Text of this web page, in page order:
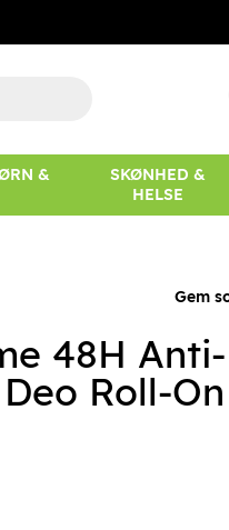
&
SKØNHED &
HELSE
Gem
48H Anti-
Roll-